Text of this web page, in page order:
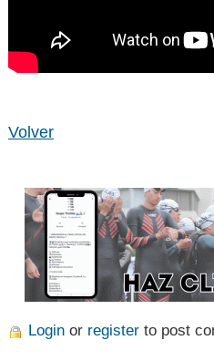
Volver
Login or register to post